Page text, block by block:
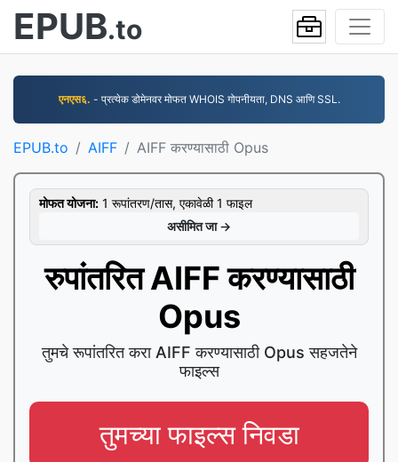
EPUB.to
एनएस६. - प्रत्येक डोमेनवर मोफत WHOIS गोपनीयता, DNS आणि SSL.
EPUB.to AIFF AIFF करण्यासाठी Opus
मोफत योजना: 1 रूपांतरण/तास, एकावेळी 1 फाइल
असीमित जा →
रुपांतरित AIFF करण्यासाठी
Opus
तुमचे रूपांतरित करा AIFF करण्यासाठी Opus सहजतेने
फाइल्स
तुमच्या फाइल्स निवडा